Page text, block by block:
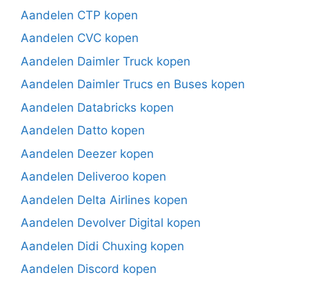
Aandelen CTP kopen
Aandelen CVC kopen
Aandelen Daimler Truck kopen
Aandelen Daimler Trucs en Buses kopen
Aandelen Databricks kopen
Aandelen Datto kopen
Aandelen Deezer kopen
Aandelen Deliveroo kopen
Aandelen Delta Airlines kopen
Aandelen Devolver Digital kopen
Aandelen Didi Chuxing kopen
Aandelen Discord kopen